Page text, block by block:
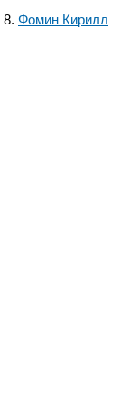
Фомин Кирилл